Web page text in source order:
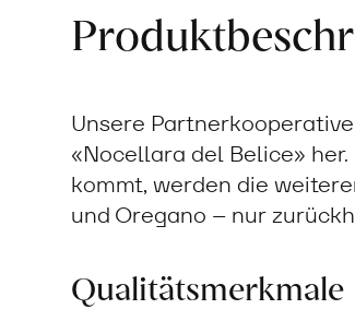
Unsere
«Nocellara del Belice»
kommt, werden die
und Oregano – nur
Qualitätsmerkmale